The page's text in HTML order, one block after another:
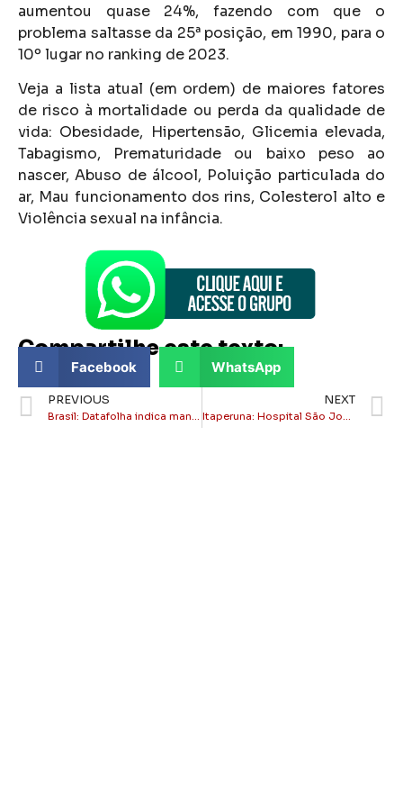
aumentou quase 24%, fazendo com que o
problema saltasse da 25ª posição, em 1990, para o
10º lugar no ranking de 2023.
Veja a lista atual (em ordem) de maiores fatores
de risco à mortalidade ou perda da qualidade de
vida: Obesidade, Hipertensão, Glicemia elevada,
Tabagismo, Prematuridade ou baixo peso ao
nascer, Abuso de álcool, Poluição particulada do
ar, Mau funcionamento dos rins, Colesterol alto e
Violência sexual na infância.
Compartilhe este texto:
Facebook WhatsApp
PREVIOUS
Brasil: Datafolha indica manutenção de forte desgaste do governo Lula
NEXT
Itaperuna: Hospital São José do Avaí realiza oito transplantes em duas semanas